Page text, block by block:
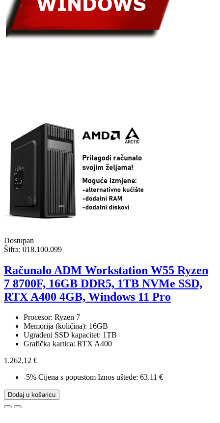
Dostupan
Šifra: 018.100.099
Računalo ADM Workstation W55 Ryzen
7 8700F, 16GB DDR5, 1TB NVMe SSD,
RTX A400 4GB, Windows 11 Pro
Procesor: Ryzen 7
Memorija (količina): 16GB
Ugrađeni SSD kapacitet: 1TB
Grafička kartica: RTX A400
1.262,12 €
-5% Cijena s popustom Iznos uštede: 63.11 €
Dodaj u košaricu